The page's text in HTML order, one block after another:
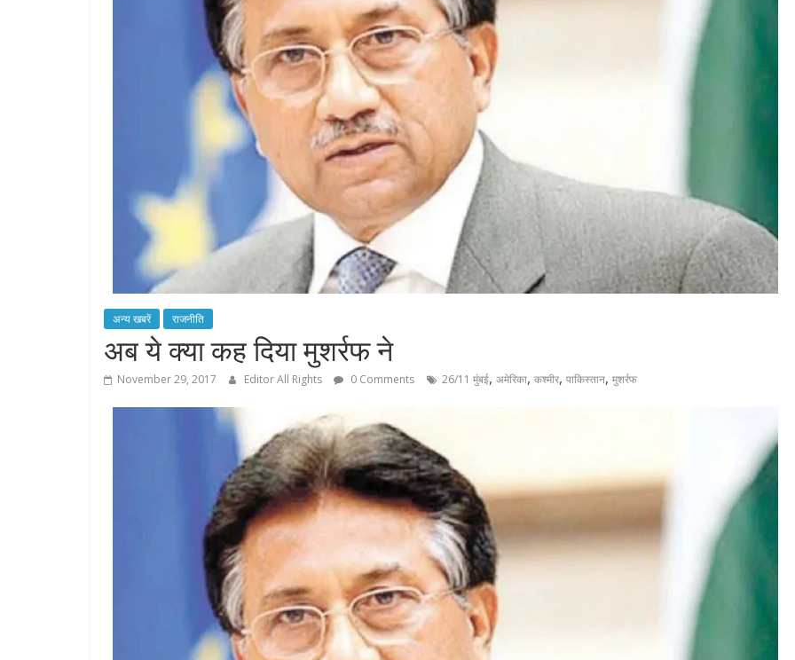
अन्य खबरें राजनीति
अब ये क्या कह दिया मुशर्रफ ने
November 29, 2017 Editor All Rights 0 Comments 26/11 मुंबई, अमेरिका, कश्मीर, पाकिस्तान, मुशर्रफ